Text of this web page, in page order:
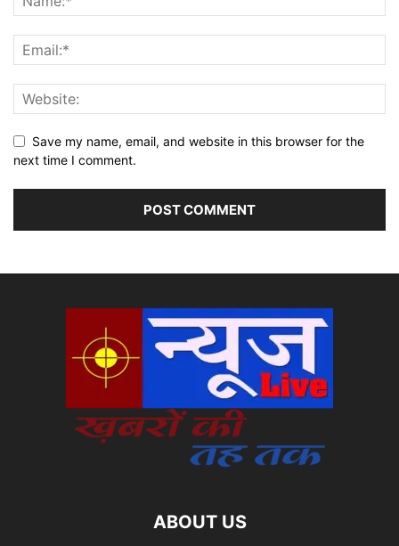
Save my name, email, and website in this browser for the
next time I comment.
ABOUT US